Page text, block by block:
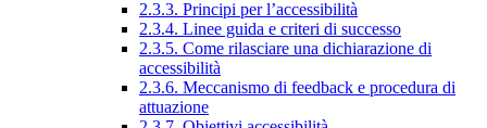
2.3.3. Principi per l’accessibilità
2.3.4. Linee guida e criteri di successo
2.3.5. Come rilasciare una dichiarazione di
accessibilità
2.3.6. Meccanismo di feedback e procedura di
attuazione